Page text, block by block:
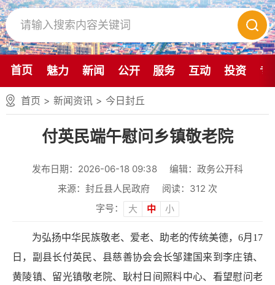
首页 魅力 新闻 公开 服务 互动 投资 专
首页 > 新闻资讯 > 今日封丘
付英民端午慰问乡镇敬老院
发布日期：2026-06-18 09:38
编辑：政务公开科
来源：封丘县人民政府
阅读： 312 次
字号：
大 中 小
为弘扬中华民族敬老、爱老、助老的传统美德，6月17
日，副县长付英民、县慈善协会会长邹建国来到李庄镇、
黄陵镇、留光镇敬老院、耿村日间照料中心、看望慰问老